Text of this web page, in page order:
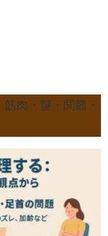
肉・腱・関節・